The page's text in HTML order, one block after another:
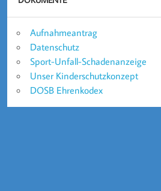
Aufnahmeantrag
Datenschutz
Sport-Unfall-Schadenanzeige
Unser Kinderschutzkonzept
DOSB Ehrenkodex